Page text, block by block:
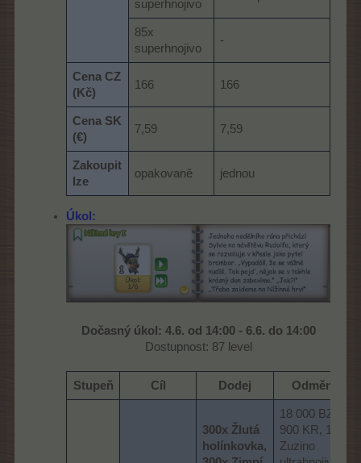
superhnojivo
85x
superhnojivo
-
Cena CZ
(Kč)
166 166
Cena SK
(€)
7,59 7,59
Zakoupit
lze
opakovaně jednou
Úkol:
Dočasný úkol: 4.6. od 14:00 - 6.6. do 14:00
Dostupnost: 87 level​
Stupeň​ Cíl​ Dodej​ Odměna​
300x Žlutá
holínkovka,
18 000 BZ, 6
900 KR, 10x
Zuzino